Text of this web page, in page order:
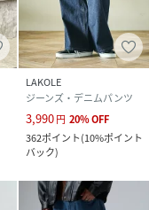
LAKOLE
ジーンズ・デニムパンツ
3,990円 20%OFF
362ポイント(10%ポイント
バック)